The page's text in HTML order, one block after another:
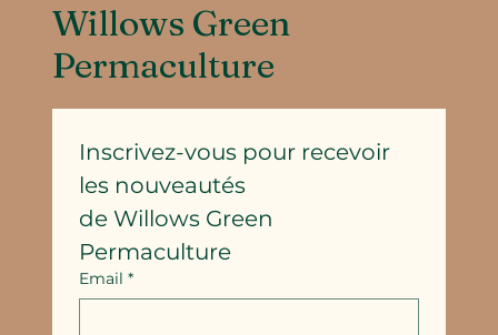
Willows Green
Permaculture
Inscrivez-vous pour recevoir
les nouveautés
de Willows Green
Permaculture
Email *